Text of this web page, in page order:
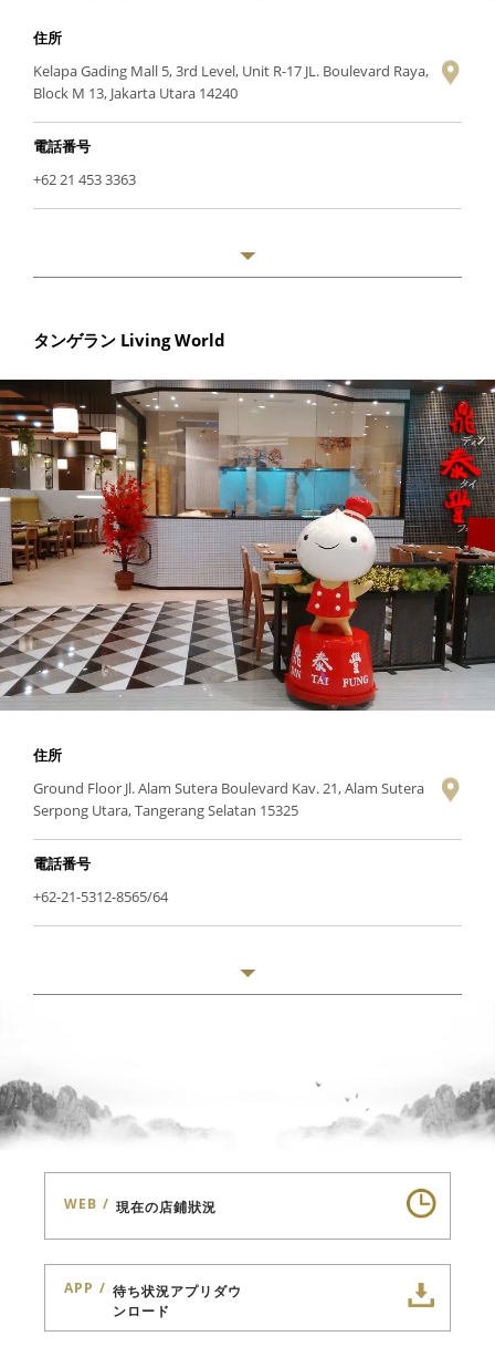
住所
Kelapa Gading Mall 5, 3rd Level, Unit R-17 JL. Boulevard Raya,
Block M 13, Jakarta Utara 14240
電話番号
+62 21 453 3363
タンゲラン Living World
住所
Ground Floor Jl. Alam Sutera Boulevard Kav. 21, Alam Sutera
Serpong Utara, Tangerang Selatan 15325
電話番号
+62-21-5312-8565/64
WEB 現在の店鋪狀況
APP
待ち状況アプリダウ
ンロード